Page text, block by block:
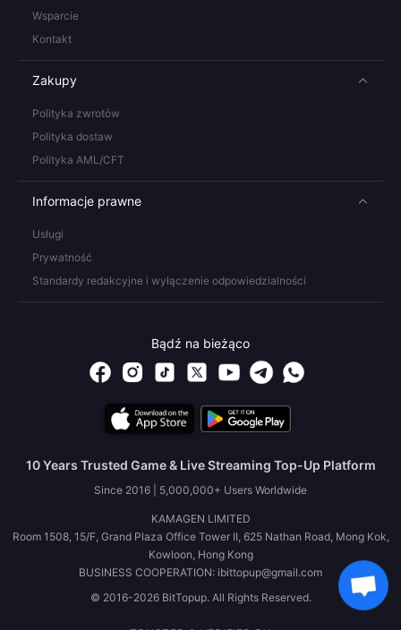
Wsparcie
Kontakt
Zakupy
Polityka zwrotów
Polityka dostaw
Polityka AML/CFT
Informacje prawne
Usługi
Prywatność
Standardy redakcyjne i wyłączenie odpowiedzialności
Bądź na bieżąco
10 Years Trusted Game & Live Streaming Top-Up Platform
Since 2016 | 5,000,000+ Users Worldwide
KAMAGEN LIMITED
Room 1508, 15/F, Grand Plaza Office Tower II, 625 Nathan Road, Mong Kok,
Kowloon, Hong Kong
BUSINESS COOPERATION: ibittopup@gmail.com
© 2016-2026 BitTopup. All Rights Reserved.